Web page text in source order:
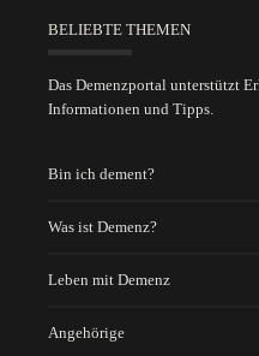
BELIEBTE THEMEN
Das Demenzportal unterstützt
Informationen und Tipps.
Bin ich dement?
Was ist Demenz?
Leben mit Demenz
Angehörige